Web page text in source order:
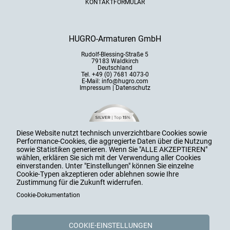
KONTAKTFORMULAR
HUGRO-Armaturen GmbH
Rudolf-Blessing-Straße 5
79183 Waldkirch
Deutschland
Tel. +49 (0) 7681 4073-0
E-Mail: info@hugro.com
Impressum
Datenschutz
Diese Website nutzt technisch unverzichtbare Cookies sowie
Performance-Cookies, die aggregierte Daten über die Nutzung
sowie Statistiken generieren. Wenn Sie "ALLE AKZEPTIEREN"
wählen, erklären Sie sich mit der Verwendung aller Cookies
einverstanden. Unter "Einstellungen" können Sie einzelne
Cookie-Typen akzeptieren oder ablehnen sowie Ihre
Zustimmung für die Zukunft widerrufen.
Cookie-Dokumentation
COOKIE-EINSTELLUNGEN